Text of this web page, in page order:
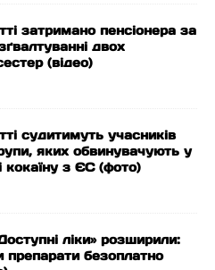
затримано пенсіонера за
двох
(відео)
судитимуть учасників
яких обвинувачують у
кокаїну з ЄС (фото)
ліки» розширили:
препарати безоплатно